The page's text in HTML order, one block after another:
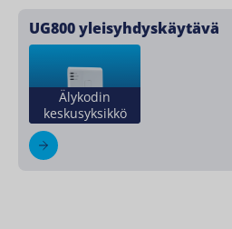
UG800 yleisyhdyskäytävä
Älykodin
keskusyksikkö